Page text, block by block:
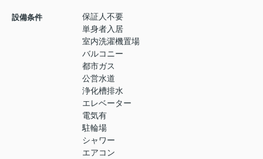
設備条件
保証人不要
単身者入居
室内洗濯機置場
バルコニー
都市ガス
公営水道
浄化槽排水
エレベーター
電気有
駐輪場
シャワー
エアコン